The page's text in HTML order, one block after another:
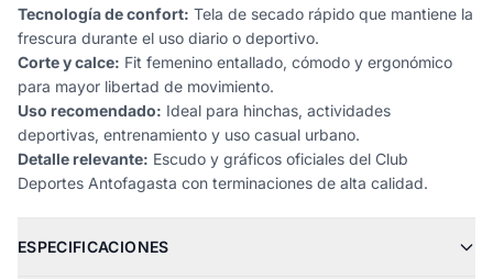
Tecnología de confort: Tela de secado rápido que mantiene la
frescura durante el uso diario o deportivo.
Corte y calce: Fit femenino entallado, cómodo y ergonómico
para mayor libertad de movimiento.
Uso recomendado: Ideal para hinchas, actividades
deportivas, entrenamiento y uso casual urbano.
Detalle relevante: Escudo y gráficos oficiales del Club
Deportes Antofagasta con terminaciones de alta calidad.
ESPECIFICACIONES